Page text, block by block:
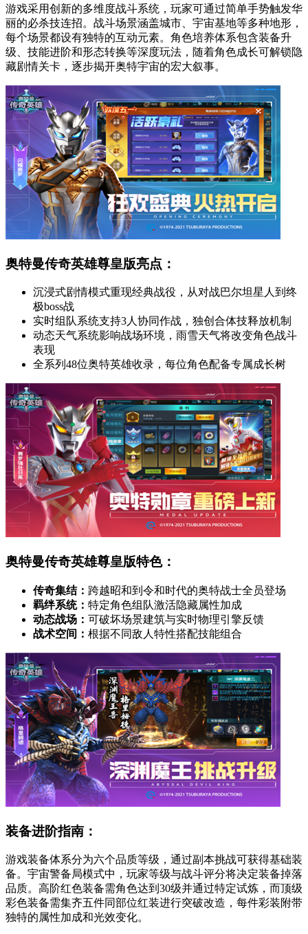
游戏采用创新的多维度战斗系统，玩家可通过简单手势触发华
丽的必杀技连招。战斗场景涵盖城市、宇宙基地等多种地形，
每个场景都设有独特的互动元素。角色培养体系包含装备升
级、技能进阶和形态转换等深度玩法，随着角色成长可解锁隐
藏剧情关卡，逐步揭开奥特宇宙的宏大叙事。
奥特曼传奇英雄尊皇版亮点：
沉浸式剧情模式重现经典战役，从对战巴尔坦星人到终
极boss战
实时组队系统支持3人协同作战，独创合体技释放机制
动态天气系统影响战场环境，雨雪天气将改变角色战斗
表现
全系列48位奥特英雄收录，每位角色配备专属成长树
奥特曼传奇英雄尊皇版特色：
传奇集结： 跨越昭和到令和时代的奥特战士全员登场
羁绊系统： 特定角色组队激活隐藏属性加成
动态战场： 可破坏场景建筑与实时物理引擎反馈
战术空间： 根据不同敌人特性搭配技能组合
装备进阶指南：
游戏装备体系分为六个品质等级，通过副本挑战可获得基础装
备。宇宙警备局模式中，玩家等级与战斗评分将决定装备掉落
品质。高阶红色装备需角色达到30级并通过特定试炼，而顶级
彩色装备需集齐五件同部位红装进行突破改造，每件彩装附带
独特的属性加成和光效变化。